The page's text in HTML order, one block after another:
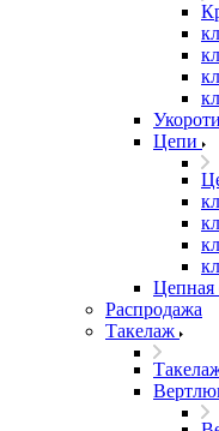
Цепи
Цепная
Распродажа
Такелаж